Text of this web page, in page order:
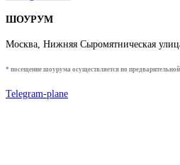
ШОУРУМ
Москва, Нижняя Сыромятническая
* посещение шоурума осуществляется по предварительной
Telegram-plane